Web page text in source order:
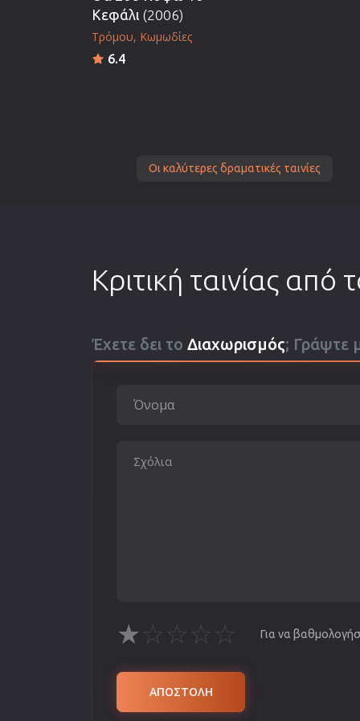
Κεφάλι (2006)
Τρόμου Κωμωδίες
6.4
Οι καλύτερες δραματικές ταινίες
Κριτική ταινίας από
Έχετε δει το Διαχωρισμός; Γράψτε
★☆☆☆☆ Για να
ΑΠΟΣΤΟΛΗ